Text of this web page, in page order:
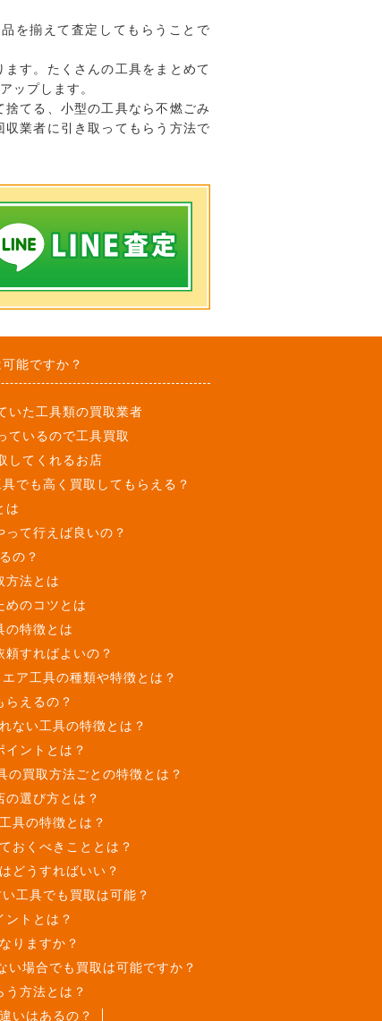
を揃えて査定してもらうことで
す。たくさんの工具をまとめて
ップします。
てる、小型の工具なら不燃ごみ
業者に引き取ってもらう方法で
能ですか？
いた工具類の買取業者
ているので工具買取
してくれるお店
でも高く買取してもらえる？
は
て行えば良いの？
の？
方法とは
めのコツとは
の特徴とは
すればよいの？
ア工具の種類や特徴とは？
えるの？
ない工具の特徴とは？
ントとは？
の買取方法ごとの特徴とは？
選び方とは？
具の特徴とは？
おくべきこととは？
どうすればいい？
い工具でも買取は可能？
トとは？
りますか？
い場合でも買取は可能ですか？
う方法とは？
いはあるの？